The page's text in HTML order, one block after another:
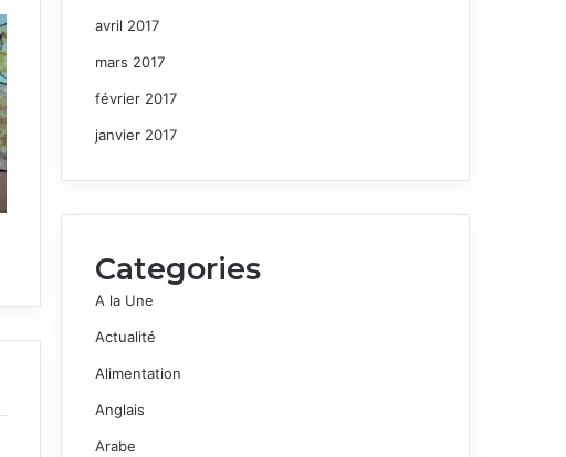
avril 2017
mars 2017
février 2017
janvier 2017
Categories
A la Une
Actualité
Alimentation
Anglais
Arabe